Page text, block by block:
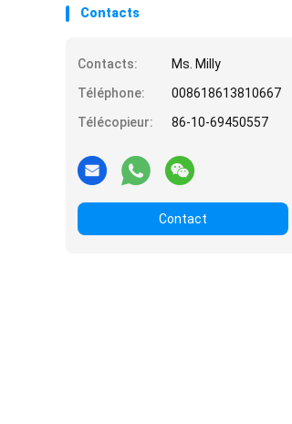
Contacts
Contacts:
Ms. Milly
Téléphone:
008618613810667
Télécopieur:
86-10-69450557
Contact